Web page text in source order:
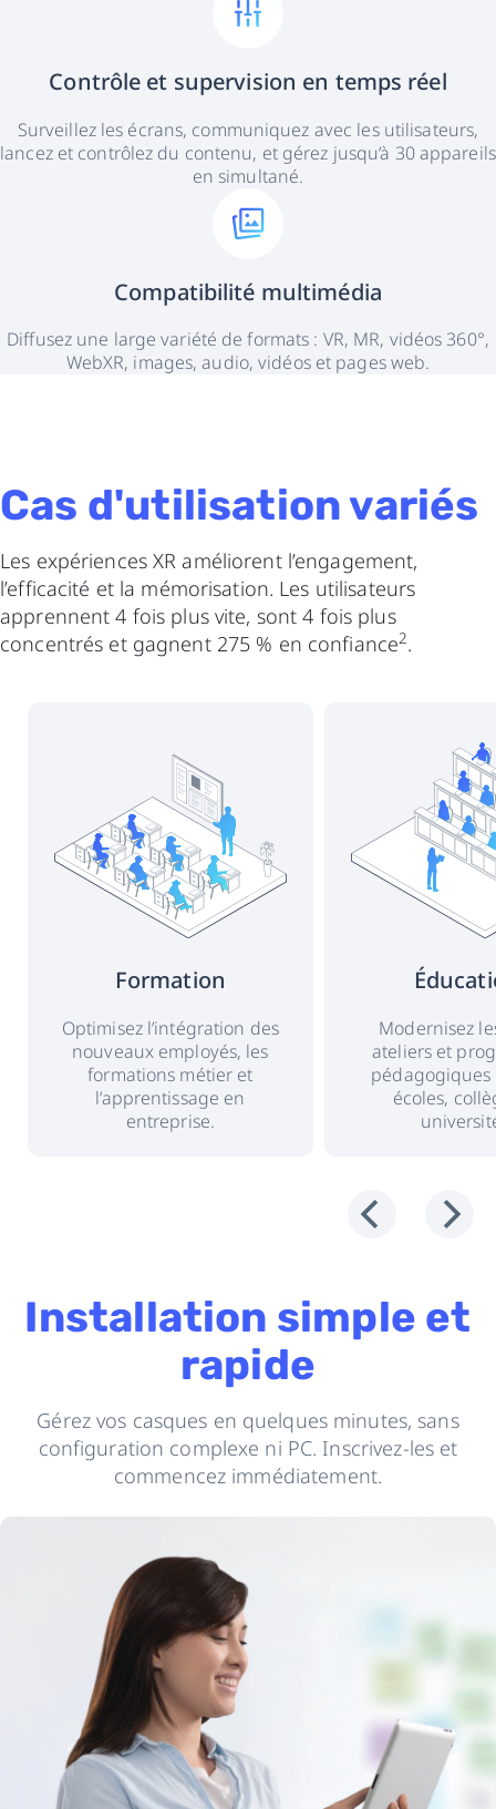
Contrôle et supervision en temps réel
Surveillez les écrans, communiquez avec les utilisateurs,
lancez et contrôlez du contenu, et gérez jusqu’à 30 appareils
en simultané.
Compatibilité multimédia
Diffusez une large variété de formats : VR, MR, vidéos 360°,
WebXR, images, audio, vidéos et pages web.
Cas d'utilisation variés
Les expériences XR améliorent l’engagement,
l’efficacité et la mémorisation. Les utilisateurs
apprennent 4 fois plus vite, sont 4 fois plus
concentrés et gagnent 275 % en confiance2.
Formation
Optimisez l’intégration des
nouveaux employés, les
formations métier et
l’apprentissage en
entreprise.
Modernisez
ateliers et
pédagogiques
écoles,
Installation simple et
rapide
Gérez vos casques en quelques minutes, sans
configuration complexe ni PC. Inscrivez-les et
commencez immédiatement.